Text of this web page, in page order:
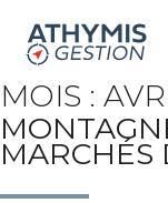
MOIS :
MARCHÉS